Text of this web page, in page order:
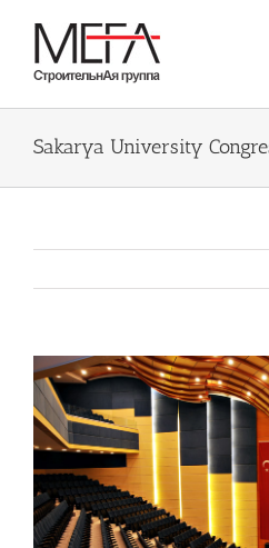
Sakarya University
Büyük
Resmi
Görüntüle